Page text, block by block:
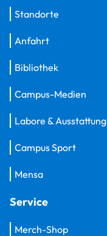
Standorte
Anfahrt
Bibliothek
Campus-Medien
Labore & Ausstattung
Campus Sport
Mensa
Service
Merch-Shop